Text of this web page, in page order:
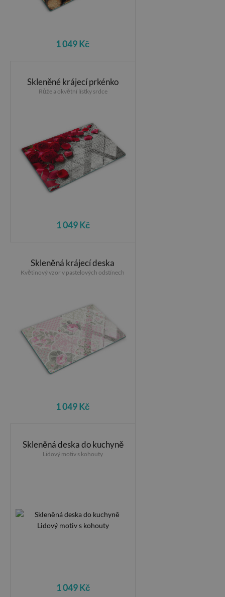
1 049 Kč
Skleněné krájecí prkénko
Růže a okvětní lístky srdce
1 049 Kč
Skleněná krájecí deska
Květinový vzor v pastelových odstínech
1 049 Kč
Skleněná deska do kuchyně
Lidový motiv s kohouty
1 049 Kč